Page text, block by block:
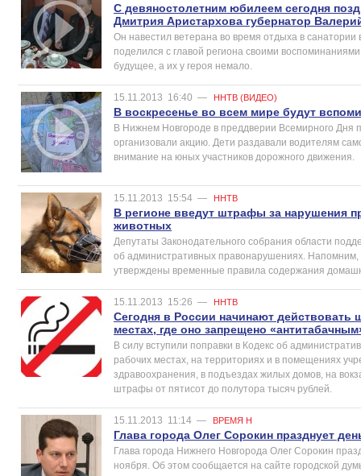
С девяностолетним юбилеем сегодня
Дмитрия Аристархова губернатор
Он навестил ветерана во время отдыха в
поделился с главой региона своими
будущее, а их у героя немало.
15.11.2013 16:40 — ННТВ (ВИДЕО)
В воскресенье во всем мире будут
В Нижнем Новгороде в преддверии Всемирного Дня
организовали акцию. Дети раздавали водителям
внимание на юных участников дорожного движения.
15.11.2013 15:54 — ННТВ
В регионе введут штрафы за нарушения
животных
Депутаты Законодательного собрания области
об административных правонарушениях. Напомним,
утверждены временные правила содержания
15.11.2013 15:26 — ННТВ
Сегодня в России начинают действовать
местах, где оно запрещено
В силу вступили поправки в Кодекс об
рабочих местах, на территориях и в помещениях
здравоохранения, в подъездах жилых домов, на
штрафы от пятисот до полутора тысяч рублей.
15.11.2013 11:14 — ВРЕМЯ Н
Глава города Олег Сорокин празднует
Глава города Нижнего Новгорода Олег Сорокин
ноября. Об этом сообщается на сайте городской